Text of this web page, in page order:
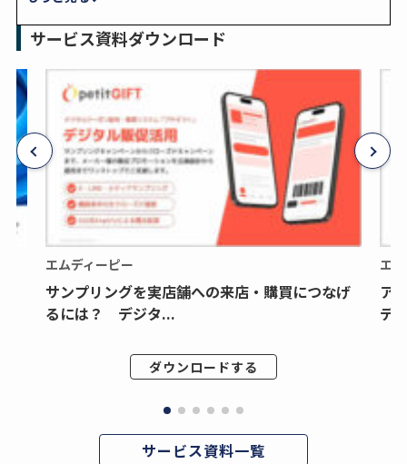
サービス資料ダウンロード
エムディーピー
サンプリングを実店舗への来店・購買につなげ
るには？ デジタ...
ダウンロードする
エ
ア
デ
サービス資料一覧